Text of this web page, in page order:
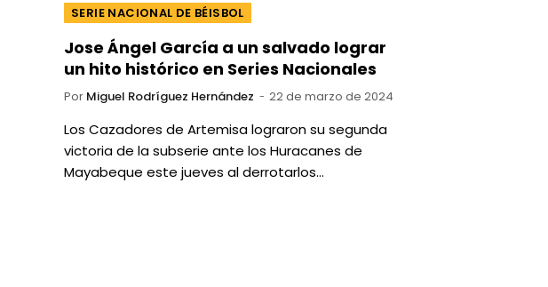
SERIE NACIONAL DE BÉISBOL
Jose Ángel García a un salvado lograr
un hito histórico en Series Nacionales
Por Miguel Rodríguez Hernández 22 de marzo de 2024
Los Cazadores de Artemisa lograron su segunda
victoria de la subserie ante los Huracanes de
Mayabeque este jueves al derrotarlos…